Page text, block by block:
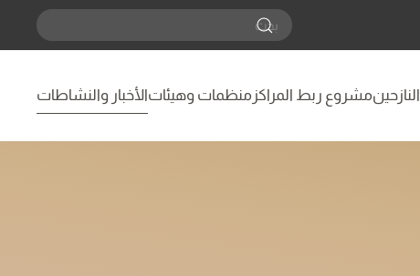
النازحينمشروع ربط المراكز منظمات وهيئاتالأخبار والنشاطات